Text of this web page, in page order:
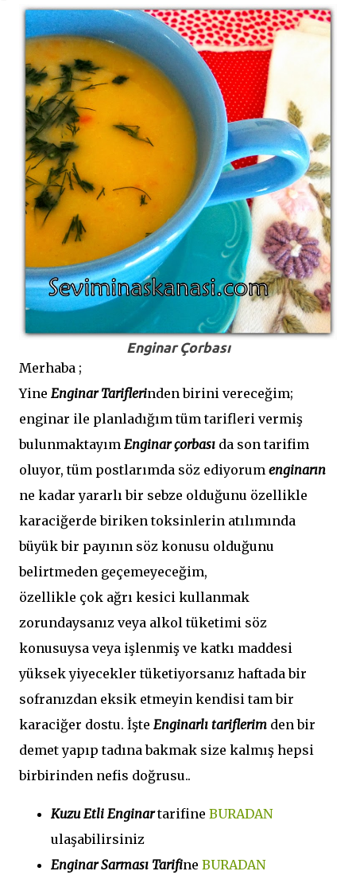
Enginar Çorbası
Merhaba ;
Yine Enginar Tariflerinden birini vereceğim;
enginar ile planladığım tüm tarifleri vermiş
bulunmaktayım Enginar çorbası da son tarifim
oluyor, tüm postlarımda söz ediyorum enginarın
ne kadar yararlı bir sebze olduğunu özellikle
karaciğerde biriken toksinlerin atılımında
büyük bir payının söz konusu olduğunu
belirtmeden geçemeyeceğim,
özellikle çok ağrı kesici kullanmak
zorundaysanız veya alkol tüketimi söz
konusuysa veya işlenmiş ve katkı maddesi
yüksek yiyecekler tüketiyorsanız haftada bir
sofranızdan eksik etmeyin kendisi tam bir
karaciğer dostu. İşte Enginarlı tariflerim den bir
demet yapıp tadına bakmak size kalmış hepsi
birbirinden nefis doğrusu..
Kuzu Etli Enginartarifine BURADAN
ulaşabilirsiniz
Enginar Sarması Tarifine BURADAN